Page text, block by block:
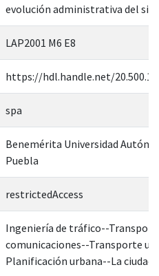
evolución administrativa del
LAP2001 M6 E8
https://hdl.handle.net/
spa
Benemérita Universidad
Puebla
restrictedAccess
Ingeniería de tráfico--
comunicaciones--Transporte
Planificación urbana--La ciudad